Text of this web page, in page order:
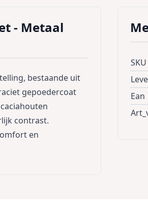
- Metaal
bestaande uit
gepoedercoat
contrast.
en
SKU
Ean